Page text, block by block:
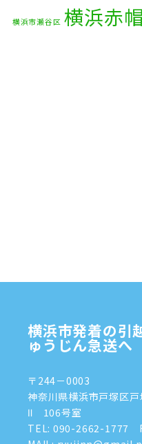
横浜市瀬谷区 横浜赤帽
横浜市発着の引
ゅうじん急送へ
〒244－0003
神奈川県横浜市戸塚区
Ⅱ 106号室
TEL: 090-2662-1777